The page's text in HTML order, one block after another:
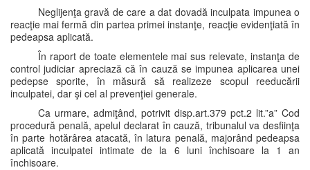
Neglijenţa gravă de care a dat dovadă inculpata impunea o
reacţie mai fermă din partea primei instanţe, reacţie evidenţiată în
pedeapsa aplicată.
În raport de toate elementele mai sus relevate, instanţa de
control judiciar apreciază că în cauză se impunea aplicarea unei
pedepse sporite, în măsură să realizeze scopul reeducării
inculpatei, dar şi cel al prevenţiei generale.
Ca urmare, admiţând, potrivit disp.art.379 pct.2 lit.”a” Cod
procedură penală, apelul declarat în cauză, tribunalul va desfiinţa
în parte hotărârea atacată, în latura penală, majorând pedeapsa
aplicată inculpatei intimate de la 6 luni închisoare la 1 an
închisoare.